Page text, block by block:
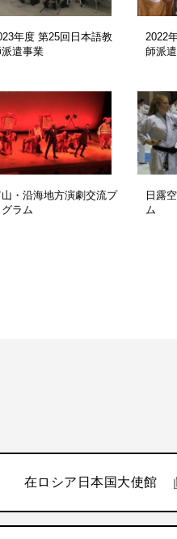
年度 第25回日本語教
遣事業
2022
師派
・沿海地方演劇交流プ
グラム
日露
ム
在ロシア日本国大使館